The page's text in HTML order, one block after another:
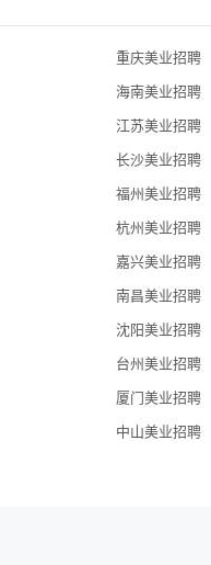
重庆美业招聘
海南美业招聘
江苏美业招聘
长沙美业招聘
福州美业招聘
杭州美业招聘
嘉兴美业招聘
南昌美业招聘
沈阳美业招聘
台州美业招聘
厦门美业招聘
中山美业招聘